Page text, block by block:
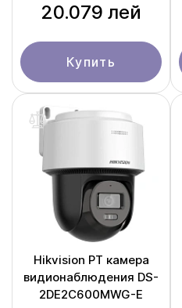
20.079 лей
Купить
Hikvision PT камера
видионаблюдения DS-
2DE2C600MWG-E